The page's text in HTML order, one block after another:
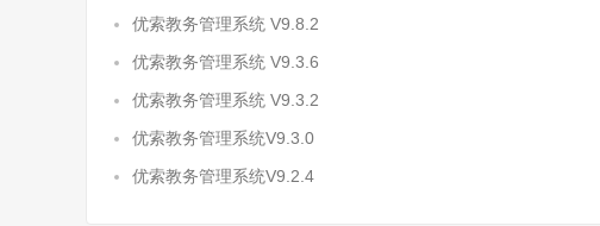
优索教务管理系统 V9.8.2
优索教务管理系统 V9.3.6
优索教务管理系统 V9.3.2
优索教务管理系统V9.3.0
优索教务管理系统V9.2.4